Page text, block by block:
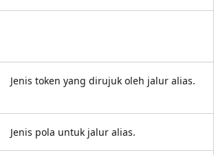
Jenis token yang dirujuk oleh jalur alias.
Jenis pola untuk jalur alias.